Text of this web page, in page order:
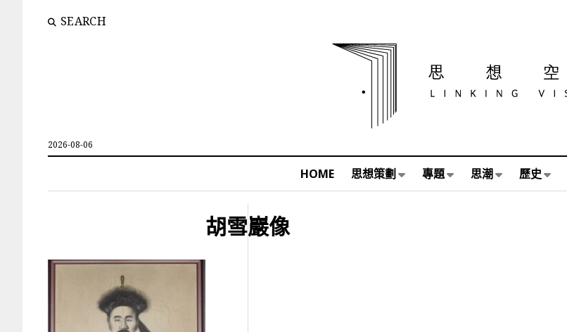
SEARCH
2026-08-06
HOME 思想策劃 專題 思潮 歷史
胡雪巖像